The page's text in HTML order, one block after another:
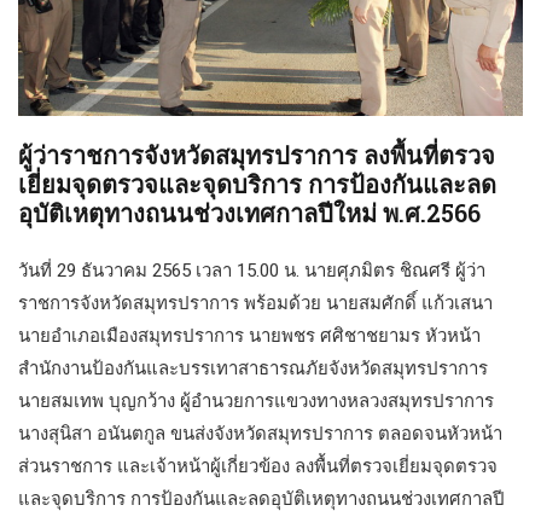
ผู้ว่าราชการจังหวัดสมุทรปราการ ลงพื้นที่ตรวจ
เยี่ยมจุดตรวจและจุดบริการ การป้องกันและลด
อุบัติเหตุทางถนนช่วงเทศกาลปีใหม่ พ.ศ.2566
วันที่ 29 ธันวาคม 2565 เวลา 15.00 น. นายศุภมิตร ชิณศรี ผู้ว่า
ราชการจังหวัดสมุทรปราการ พร้อมด้วย นายสมศักดิ์ แก้วเสนา
นายอำเภอเมืองสมุทรปราการ นายพชร ศศิชาชยามร หัวหน้า
สำนักงานป้องกันและบรรเทาสาธารณภัยจังหวัดสมุทรปราการ
นายสมเทพ บุญกว้าง ผู้อำนวยการแขวงทางหลวงสมุทรปราการ
นางสุนิสา อนันตกูล ขนส่งจังหวัดสมุทรปราการ ตลอดจนหัวหน้า
ส่วนราชการ และเจ้าหน้าผู้เกี่ยวข้อง ลงพื้นที่ตรวจเยี่ยมจุดตรวจ
และจุดบริการ การป้องกันและลดอุบัติเหตุทางถนนช่วงเทศกาลปี